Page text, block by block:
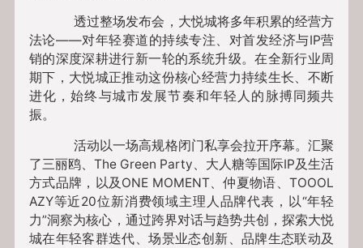
透过整场发布会，大悦城将多年积累的经营方
法论——对年轻赛道的持续专注、对首发经济与IP营
销的深度深耕进行新一轮的系统升级。在全新行业周
期下，大悦城正推动这份核心经营力持续生长、不断
进化，始终与城市发展节奏和年轻人的脉搏同频共
振。
活动以一场高规格闭门私享会拉开序幕。汇聚
了三丽鸥、The Green Party、大人糖等国际IP及生活
方式品牌，以及ONE MOMENT、仲夏物语、TOOOL
AZY等近20位新消费领域主理人品牌代表，以“年轻
力”洞察为核心，通过跨界对话与趋势共创，探索大悦
城在年轻客群迭代、场景业态创新、品牌生态联动及